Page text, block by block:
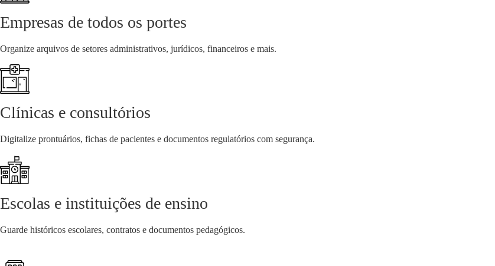
Empresas de todos os portes
Organize arquivos de setores administrativos, jurídicos, financeiros e mais.
Clínicas e consultórios
Digitalize prontuários, fichas de pacientes e documentos regulatórios com segurança.
Escolas e instituições de ensino
Guarde históricos escolares, contratos e documentos pedagógicos.